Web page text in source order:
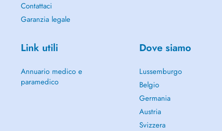
Contattaci
Garanzia legale
Link utili
Annuario medico e
paramedico
Dove siamo
Lussemburgo
Belgio
Germania
Austria
Svizzera